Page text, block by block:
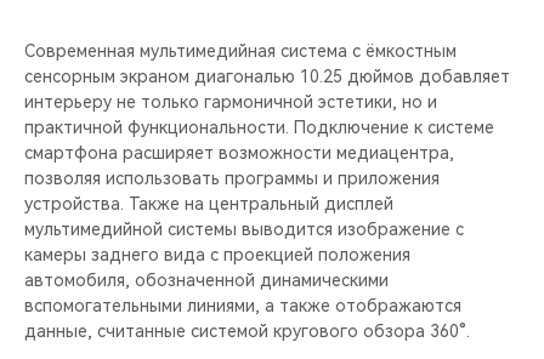
Современная мультимедийная система с ёмкостным
сенсорным экраном диагональю 10.25 дюймов добавляет
интерьеру не только гармоничной эстетики, но и
практичной функциональности. Подключение к системе
смартфона расширяет возможности медиацентра,
позволяя использовать программы и приложения
устройства. Также на центральный дисплей
мультимедийной системы выводится изображение с
камеры заднего вида с проекцией положения
автомобиля, обозначенной динамическими
вспомогательными линиями, а также отображаются
данные, считанные системой кругового обзора 360°.